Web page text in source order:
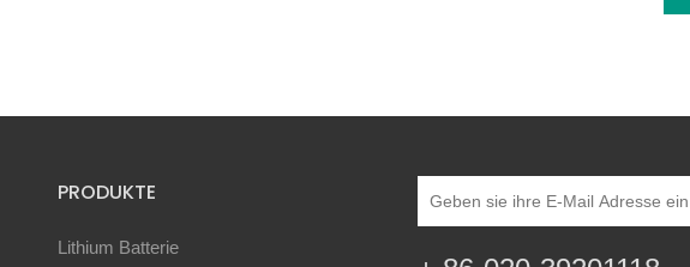
PRODUKTE
Lithium Batterie